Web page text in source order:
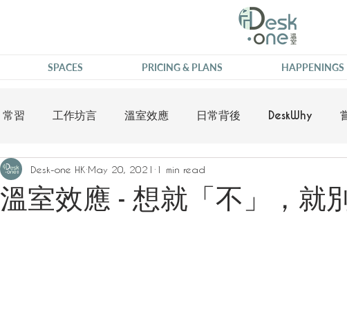
SPACES PRICING & PLANS HAPPENINGS
常習 工作坊言 溫室效應 日常背後 DeskWhy
溫室效應 - 想就「不」，就
Desk-one HK May 20, 2021 1 min read